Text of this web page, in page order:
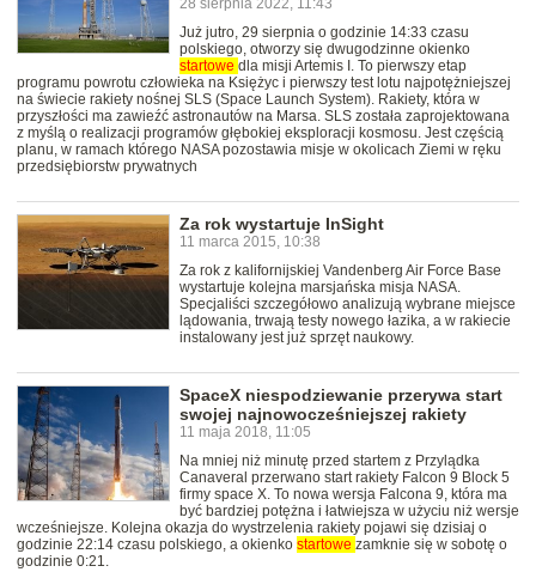
28 sierpnia 2022, 11:43
Już jutro, 29 sierpnia o godzinie 14:33 czasu
polskiego, otworzy się dwugodzinne okienko
startowe dla misji Artemis I. To pierwszy etap
programu powrotu człowieka na Księżyc i pierwszy test lotu najpotężniejszej
na świecie rakiety nośnej SLS (Space Launch System). Rakiety, która w
przyszłości ma zawieźć astronautów na Marsa. SLS została zaprojektowana
z myślą o realizacji programów głębokiej eksploracji kosmosu. Jest częścią
planu, w ramach którego NASA pozostawia misje w okolicach Ziemi w ręku
przedsiębiorstw prywatnych
Za rok wystartuje InSight
11 marca 2015, 10:38
Za rok z kalifornijskiej Vandenberg Air Force Base
wystartuje kolejna marsjańska misja NASA.
Specjaliści szczegółowo analizują wybrane miejsce
lądowania, trwają testy nowego łazika, a w rakiecie
instalowany jest już sprzęt naukowy.
SpaceX niespodziewanie przerywa start
swojej najnowocześniejszej rakiety
11 maja 2018, 11:05
Na mniej niż minutę przed startem z Przylądka
Canaveral przerwano start rakiety Falcon 9 Block 5
firmy space X. To nowa wersja Falcona 9, która ma
być bardziej potężna i łatwiejsza w użyciu niż wersje
wcześniejsze. Kolejna okazja do wystrzelenia rakiety pojawi się dzisiaj o
godzinie 22:14 czasu polskiego, a okienko startowe zamknie się w sobotę o
godzinie 0:21.